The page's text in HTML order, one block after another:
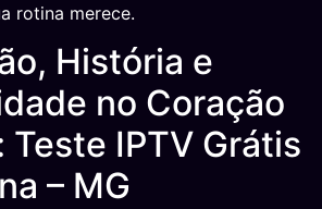
rotina merece.
História e
no Coração
Teste IPTV Grátis
– MG